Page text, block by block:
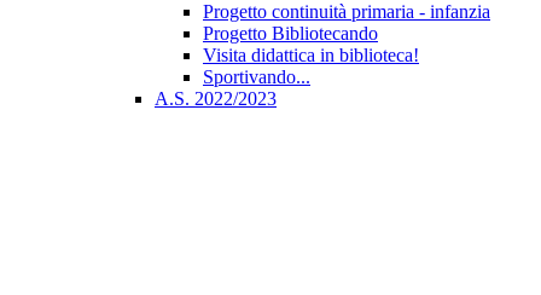
Progetto continuità primaria - infanzia
Progetto Bibliotecando
Visita didattica in biblioteca!
Sportivando...
A.S. 2022/2023